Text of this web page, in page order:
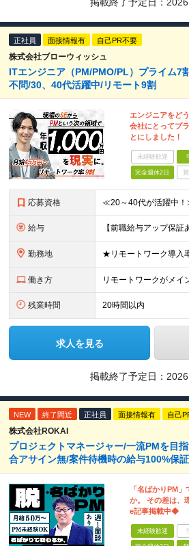
正社員 面接情報有 自己PR不要
株式会社ブローウィッシュ
ITエンジニア（PM/PMO/PL）プライム7
不問/30、40代活躍中/リモート9割
エンジニアをど
会社にとってプ
とにしました！
未経験歓迎
完全週休2日
応募資格
給与
勤務地
働き方 リモートワークがメイ
残業時間 20時間以内
求人を見る
掲載終了予定日：
NEW 終了間近 正社員 面接情報有 自己
株式会社ROKAI
プロジェクトマネージャー/一流PMを目
合アサイン無/案件待機時の給与100%保証
「名ばかりPM
か。 その差は、
e記事掲載中◆
未経験歓迎